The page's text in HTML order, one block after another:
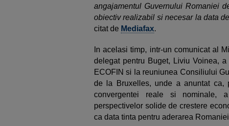
angajamentul Guvernului Romaniei
obiectiv realizabil si necesar la data
citat de Mediafax.
In acelasi timp, intr-un comunicat al
delegat pentru Buget, Liviu Voinea,
ECOFIN si la reuniunea Consiliului
de la Bruxelles, unde a anuntat ca,
convergentei reale si nominale,
perspectivelor solide de crestere
ca data tinta pentru aderarea